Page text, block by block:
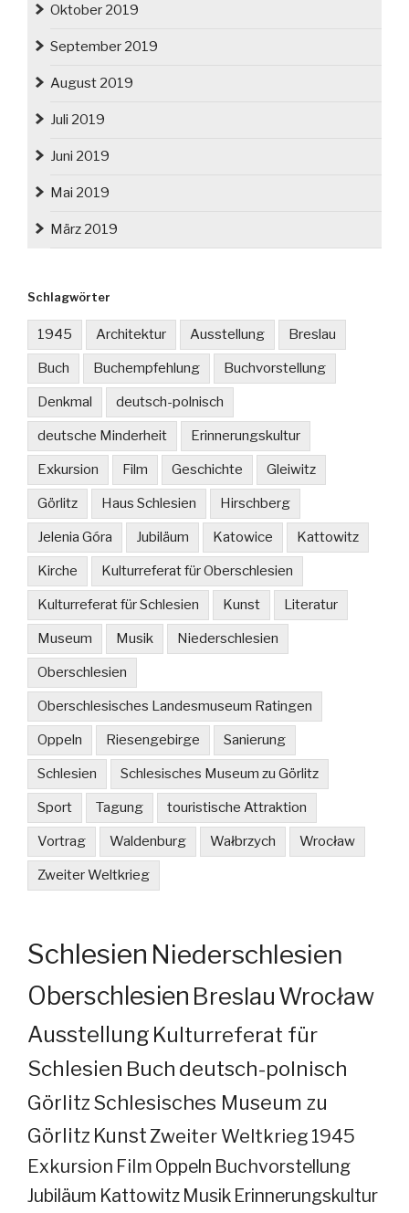
Oktober 2019
September 2019
August 2019
Juli 2019
Juni 2019
Mai 2019
März 2019
Schlagwörter
1945 Architektur Ausstellung Breslau
Buch Buchempfehlung Buchvorstellung
Denkmal deutsch-polnisch
deutsche Minderheit Erinnerungskultur
Exkursion Film Geschichte Gleiwitz
Görlitz Haus Schlesien Hirschberg
Jelenia Góra Jubiläum Katowice Kattowitz
Kirche Kulturreferat für Oberschlesien
Kulturreferat für Schlesien Kunst Literatur
Museum Musik Niederschlesien
Oberschlesien
Oberschlesisches Landesmuseum Ratingen
Oppeln Riesengebirge Sanierung
Schlesien Schlesisches Museum zu Görlitz
Sport Tagung touristische Attraktion
Vortrag Waldenburg Wałbrzych Wrocław
Zweiter Weltkrieg
Schlesien Niederschlesien
Oberschlesien Breslau Wrocław
Ausstellung Kulturreferat für
Schlesien Buch deutsch-polnisch
GörlitzSchlesisches Museum zu
Görlitz KunstZweiter Weltkrieg 1945
Exkursion Film Oppeln Buchvorstellung
Jubiläum Kattowitz Musik Erinnerungskultur